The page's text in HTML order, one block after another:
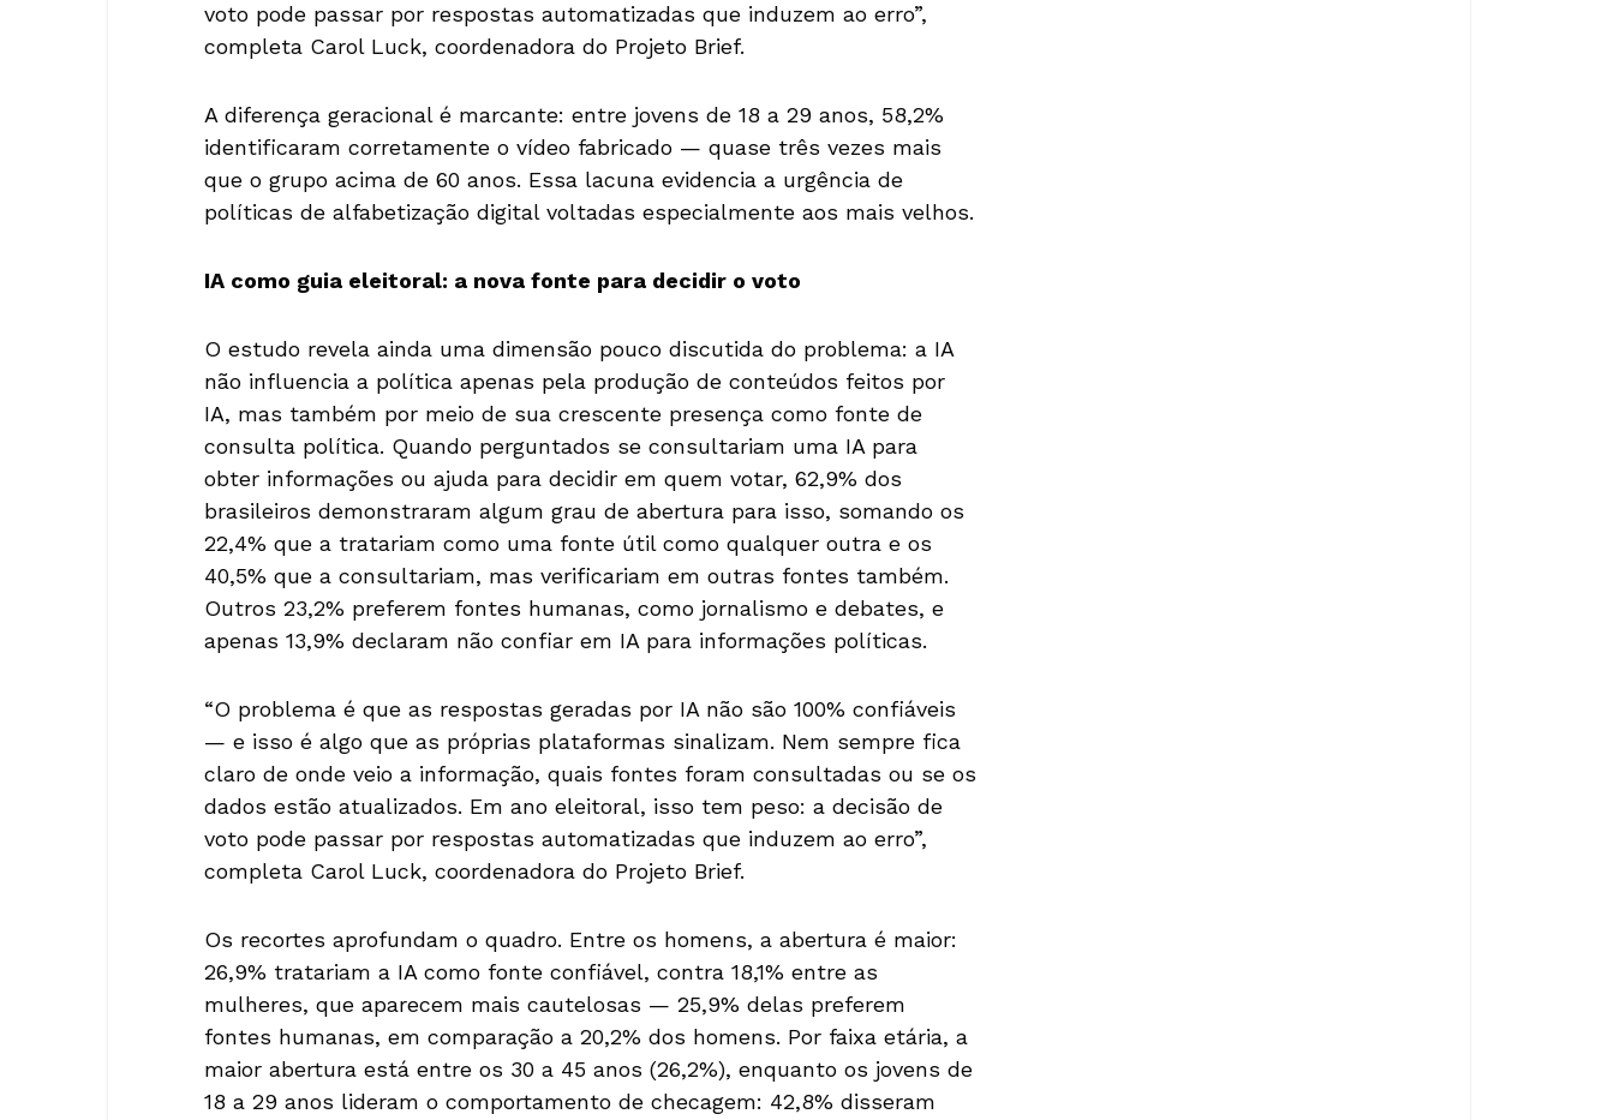
voto pode passar por respostas automatizadas que induzem ao erro”,
completa Carol Luck, coordenadora do Projeto Brief.
A diferença geracional é marcante: entre jovens de 18 a 29 anos, 58,2%
identificaram corretamente o vídeo fabricado — quase três vezes mais
que o grupo acima de 60 anos. Essa lacuna evidencia a urgência de
políticas de alfabetização digital voltadas especialmente aos mais velhos.
IA como guia eleitoral: a nova fonte para decidir o voto
O estudo revela ainda uma dimensão pouco discutida do problema: a IA
não influencia a política apenas pela produção de conteúdos feitos por
IA, mas também por meio de sua crescente presença como fonte de
consulta política. Quando perguntados se consultariam uma IA para
obter informações ou ajuda para decidir em quem votar, 62,9% dos
brasileiros demonstraram algum grau de abertura para isso, somando os
22,4% que a tratariam como uma fonte útil como qualquer outra e os
40,5% que a consultariam, mas verificariam em outras fontes também.
Outros 23,2% preferem fontes humanas, como jornalismo e debates, e
apenas 13,9% declaram não confiar em IA para informações políticas.
“O problema é que as respostas geradas por IA não são 100% confiáveis
— e isso é algo que as próprias plataformas sinalizam. Nem sempre fica
claro de onde veio a informação, quais fontes foram consultadas ou se os
dados estão atualizados. Em ano eleitoral, isso tem peso: a decisão de
voto pode passar por respostas automatizadas que induzem ao erro”,
completa Carol Luck, coordenadora do Projeto Brief.
Os recortes aprofundam o quadro. Entre os homens, a abertura é maior:
26,9% tratariam a IA como fonte confiável, contra 18,1% entre as
mulheres, que aparecem mais cautelosas — 25,9% delas preferem
fontes humanas, em comparação a 20,2% dos homens. Por faixa etária, a
maior abertura está entre os 30 a 45 anos (26,2%), enquanto os jovens de
18 a 29 anos lideram o comportamento de checagem: 42,8% disseram